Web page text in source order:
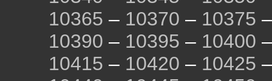
10365 – 10370 – 10375
10390 – 10395 – 10400
10415 – 10420 – 10425